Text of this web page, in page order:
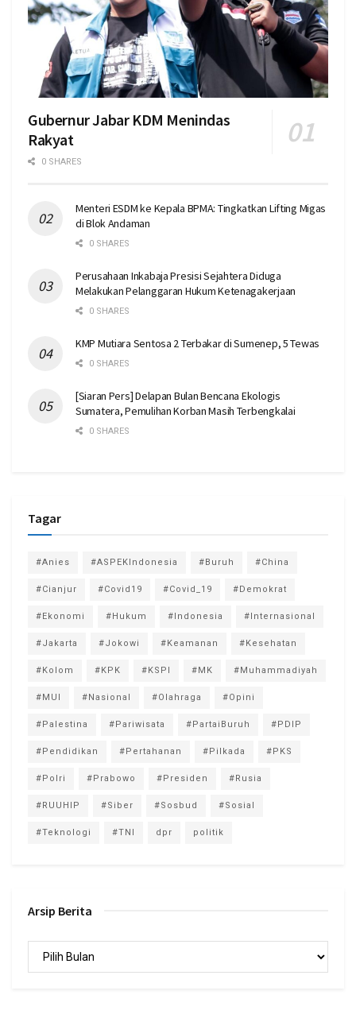
Gubernur Jabar KDM Menindas
Rakyat
0 SHARES
Menteri ESDM ke Kepala BPMA: Tingkatkan Lifting Migas
di Blok Andaman
0 SHARES
Perusahaan Inkabaja Presisi Sejahtera Diduga
Melakukan Pelanggaran Hukum Ketenagakerjaan
0 SHARES
KMP Mutiara Sentosa 2 Terbakar di Sumenep, 5 Tewas
0 SHARES
[Siaran Pers] Delapan Bulan Bencana Ekologis
Sumatera, Pemulihan Korban Masih Terbengkalai
0 SHARES
Tagar
#Anies #ASPEKIndonesia #Buruh #China
#Cianjur #Covid19 #Covid_19 #Demokrat
#Ekonomi #Hukum #Indonesia #Internasional
#Jakarta #Jokowi #Keamanan #Kesehatan
#Kolom #KPK #KSPI #MK #Muhammadiyah
#MUI #Nasional #Olahraga #Opini
#Palestina #Pariwisata #PartaiBuruh #PDIP
#Pendidikan #Pertahanan #Pilkada #PKS
#Polri #Prabowo #Presiden #Rusia
#RUUHIP #Siber #Sosbud #Sosial
#Teknologi #TNI dpr politik
Arsip Berita